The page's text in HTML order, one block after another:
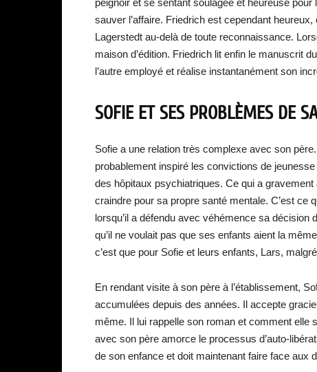
peignoir et se sentant soulagée et heureuse
sauver l’affaire. Friedrich est cependant
Lagerstedt au-delà de toute reconnaissance.
maison d’édition. Friedrich lit enfin le manuscrit
l’autre employé et réalise instantanément son
SOFIE ET SES PROBLÈMES DE
Sofie a une relation très complexe avec son
probablement inspiré les convictions de
des hôpitaux psychiatriques. Ce qui a
craindre pour sa propre santé mentale. C’est ce
lorsqu’il a défendu avec véhémence sa
qu’il ne voulait pas que ses enfants aient la
c’est que pour Sofie et leurs enfants, Lars,
En rendant visite à son père à l’établissement,
accumulées depuis des années. Il accepte
même. Il lui rappelle son roman et comment elle
avec son père amorce le processus d’auto-
de son enfance et doit maintenant faire face aux